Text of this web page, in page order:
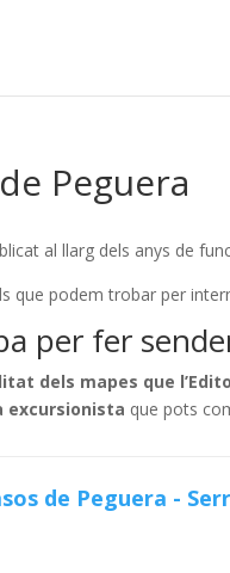
Peguera
al llarg dels anys de
que podem trobar per
per fer
dels mapes que
excursionista que pots
de Peguera -